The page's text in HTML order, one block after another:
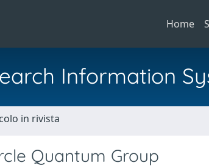
Home
Information
in rivista
Quantum Group